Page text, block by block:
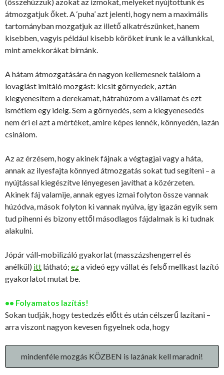
átmozgatjuk őket. A ‘puha’ azt jelenti, hogy nem a maximális
tartományban mozgatjuk az illető alkatrészünket, hanem
kisebben, vagyis például kisebb köröket írunk le a vállunkkal,
mint amekkorákat bírnánk.
A hátam átmozgatására én nagyon kellemesnek találom a
lovaglást imitáló mozgást: kicsit görnyedek, aztán
kiegyenesítem a derekamat, hátrahúzom a vállamat és ezt
ismétlem egy ideig. Sem a görnyedés, sem a kiegyenesedés
nem éri el azt a mértéket, amire képes lennék, könnyedén, lazán
csinálom.
Az az érzésem, hogy akinek fájnak a végtagjai vagy a háta,
annak az ilyesfajta könnyed átmozgatás sokat tud segíteni – a
nyújtással kiegészítve lényegesen javíthat a közérzeten.
Akinek fáj valamije, annak egyes izmai folyton össze vannak
húzódva, mások folyton ki vannak nyúlva, így igazán egyik sem
tud pihenni és bizony ettől másodlagos fájdalmak is ki tudnak
alakulni.
Jópár váll-mobilizáló gyakorlat (masszázshengerrel és
anélkül) itt látható; eza videó egy vállat és felső mellkast lazító
gyakorlatot mutat be.
•• Folyamatos lazítás!
Sokan tudják, hogy testedzés előtt és után célszerű lazítani –
arra viszont nagyon kevesen figyelnek oda, hogy
mindenféle mozgás KÖZBEN is lazának kell maradni!